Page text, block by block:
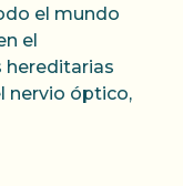
el mundo
el
nervio óptico,